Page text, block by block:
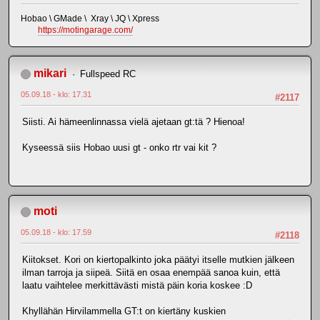
Hobao \ GMade \ Xray \ JQ \ Xpress
https://motingarage.com/
mikari Fullspeed RC
#2117
05.09.18 - klo: 17.31
Siisti. Ai hämeenlinnassa vielä ajetaan gt:tä ? Hienoa!
Kyseessä siis Hobao uusi gt - onko rtr vai kit ?
moti
#2118
05.09.18 - klo: 17.59
Kiitokset. Kori on kiertopalkinto joka päätyi itselle mutkien jälkeen
ilman tarroja ja siipeä. Siitä en osaa enempää sanoa kuin, että
laatu vaihtelee merkittävästi mistä päin koria koskee :D
Khyllähän Hirvilammella GT:t on kiertäny kuskien